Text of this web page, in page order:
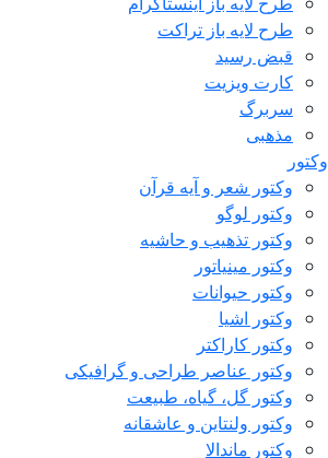
طرح لایه باز تراکت
قبض رسید
کارت ویزیت
سربرگ
مذهبی
وکتور
وکتور شعر و آیه قرآن
وکتور لوگو
وکتور تذهیب و حاشیه
وکتور مینیاتور
وکتور حیوانات
وکتور اشیا
وکتور کاراکتر
وکتور عناصر طراحی و گرافیکی
وکتور گل، گیاه، طبیعت
وکتور ولنتاین و عاشقانه
وکتور ماندالا